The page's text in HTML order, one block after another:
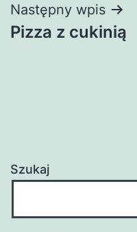
Następny wpis
Pizza z cukinią
Szukaj